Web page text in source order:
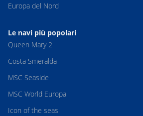
Europa del Nord
Le navi più popolari
Queen Mary 2
Costa Smeralda
MSC Seaside
MSC World Europa
Icon of the seas